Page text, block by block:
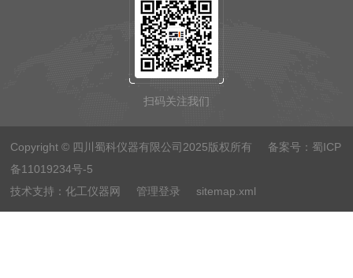
扫码关注我们
Copyright © 四川蜀科仪器有限公司2025版权所有 备案号： 蜀ICP
备11019234号-5
技术支持：化工仪器网 管理登录 sitemap.xml